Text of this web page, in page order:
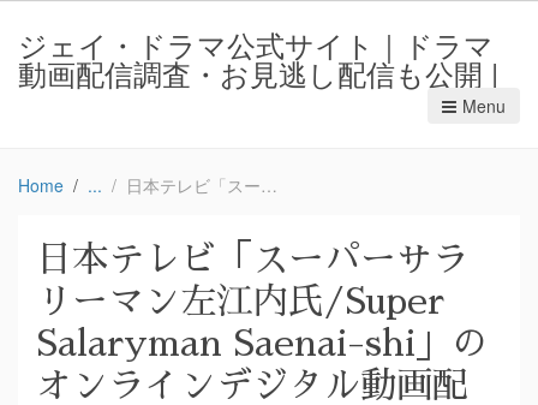
ジェイ・ドラマ公式サイト｜ドラマ
動画配信調査・お見逃し配信も公開 |
Menu
Home 日本テレビ「スーパーサラリーマン左江内氏/Super Salaryman Saenai-shi」のオンラインデジタル動画配信情報
日本テレビ「スーパーサラ
リーマン左江内氏/Super
Salaryman Saenai-shi」の
オンラインデジタル動画配